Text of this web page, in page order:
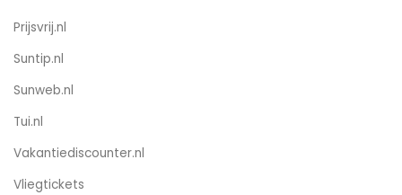
Prijsvrij.nl
Suntip.nl
Sunweb.nl
Tui.nl
Vakantiediscounter.nl
Vliegtickets